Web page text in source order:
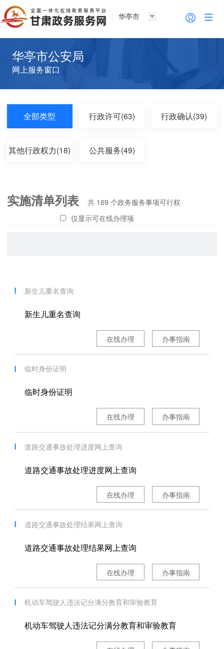
华亭市
华亭市公安局
网上服务窗口
全部类型 行政许可(63) 行政确认(39)
其他行政权力(18) 公共服务(49)
实施清单列表 共 169 个政务服务事项可行权
仅显示可在线办理项
新生儿重名查询
新生儿重名查询
办事指南
在线办理
临时身份证明
临时身份证明
办事指南
在线办理
道路交通事故处理进度网上查询
道路交通事故处理进度网上查询
办事指南
在线办理
道路交通事故处理结果网上查询
道路交通事故处理结果网上查询
办事指南
在线办理
机动车驾驶人违法记分满分教育和审验教育
机动车驾驶人违法记分满分教育和审验教育